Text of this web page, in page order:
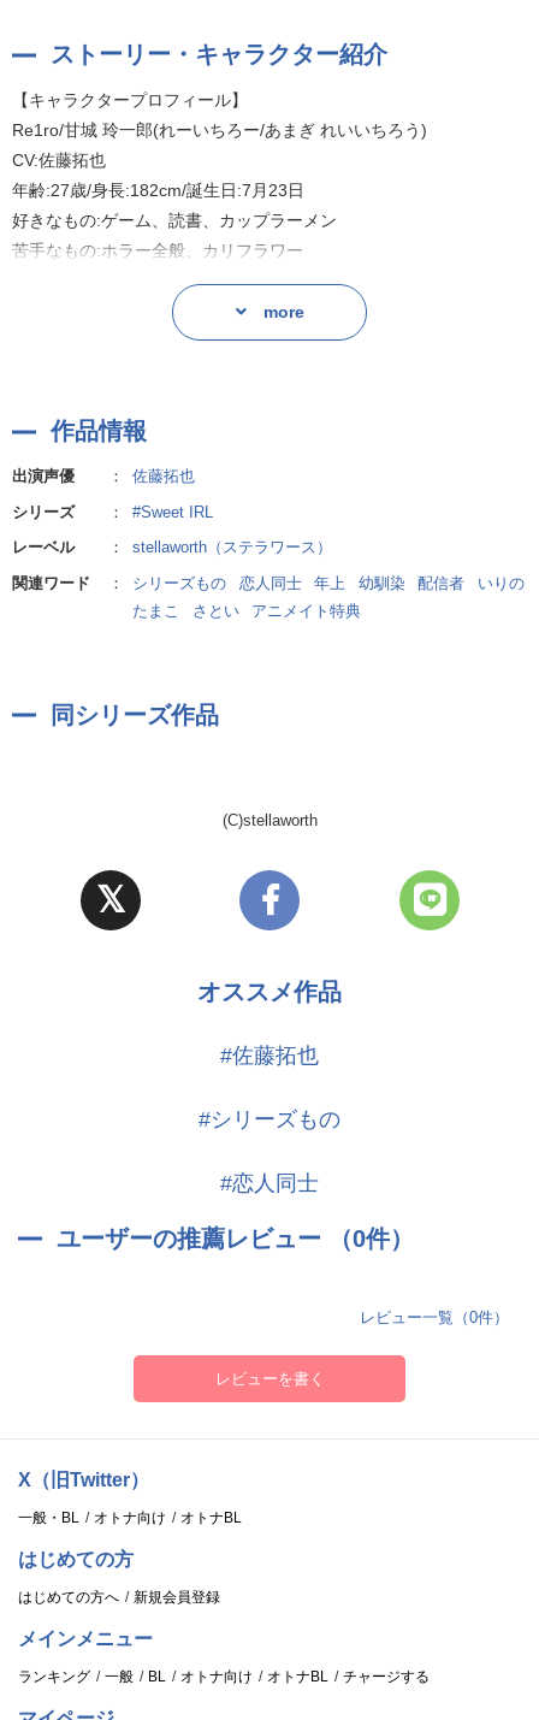
いつも傍にいてくれた大切な人が、いっそう愛おしく想える瞬間を
描く恋愛物語。
【あらすじ】
分かりやすく、ユーモラスな実況スタイルが好評で、
幅広い層に愛されるストリーマーのRe1ro。
彼がここ最近ご機嫌な理由は、
けれど、彼の中にはこじれた感情も生まれてくるようで……?
ヤキモチ焼きな年上ストリーマーの彼との、
甘くてすこし余裕のない恋物語を描くシチュエーションCD。
ストーリー・キャラクター紹介
【キャラクタープロフィール】
Re1ro/甘城 玲一郎(れーいちろー/あまぎ れいいちろう)
CV:佐藤拓也
年齢:27歳/身長:182cm/誕生日:7月23日
好きなもの:ゲーム、読書、カップラーメン
苦手なもの:ホラー全般、カリフラワー
元プロゲーマーの現ストリーマー。
FPSを中心に様々なジャンルのゲームをプレイしており、幅広いフ
多いが、
昔から弟と幼なじみであるあなたの面倒をよくみていたので、お兄
ちゃん気質。
あなたのことが長い間好きで、さり気ないアプローチも何度か行っ
本人は認めたがらないが、そこそこヤキモチ焼き。
more
作品情報
出演声優 ：
佐藤拓也
シリーズ
：
#Sweet IRL
レーベル
：
stellaworth（ステラワース）
関連ワード
： シリーズもの 恋人同士 年上 幼馴染 配信者
いりの
たまこ
さとい アニメイト特典
同シリーズ作品
(C)stellaworth
オススメ作品
#佐藤拓也
#シリーズもの
#恋人同士
ユーザーの推薦レビュー （0件）
レビュー一覧（0件）
レビューを書く
X（旧Twitter）
一般・BL オトナ向け オトナBL
はじめての方
はじめての方へ 新規会員登録
メインメニュー
ランキング 一般 BL オトナ向け オトナBL チャージする